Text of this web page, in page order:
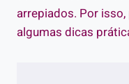
arrepiados. Por
algumas dicas